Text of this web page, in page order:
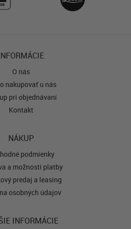
O nás
nakupovať u nás
pri objednávaní
Kontakt
NÁKUP
podmienky
a možnosti platby
predaj a leasing
osobných údajov
INFORMÁCIE